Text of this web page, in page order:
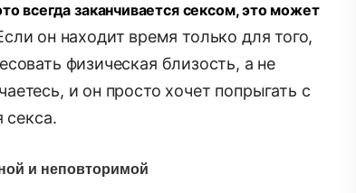
всегда заканчивается сексом, это может
он находит время только для того,
физическая близость, а не
и он просто хочет попрыгать с
секса.
и неповторимой